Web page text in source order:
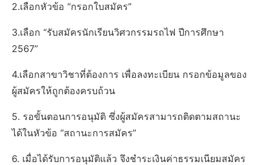
2.เลือกหัวข้อ “กรอกใบสมัคร”
3.เลือก “รับสมัครนักเรียนวิศวกรรมรถไฟ ปีการศึกษา
2567”
4.เลือกสาขาวิชาที่ต้องการ เพื่อลงทะเบียน กรอกข้อมูลของ
ผู้สมัครให้ถูกต้องครบถ้วน
5. รอขั้นตอนการอนุมัติ ซึ่งผู้สมัครสามารถติดตามสถานะ
ได้ในหัวข้อ “สถานะการสมัคร”
6. เมื่อได้รับการอนุมัติแล้ว จึงชำระเงินค่าธรรมเนียมสมัคร